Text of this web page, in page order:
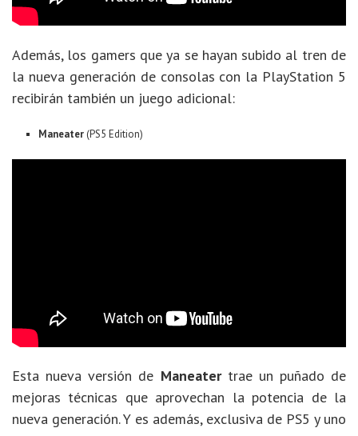
Además, los gamers que ya se hayan subido al tren de
la nueva generación de consolas con la PlayStation 5
recibirán también un juego adicional:
Maneater(PS5 Edition)
Esta nueva versión de Maneatertrae un puñado de
mejoras técnicas que aprovechan la potencia de la
nueva generación. Y es además, exclusiva de PS5 y uno